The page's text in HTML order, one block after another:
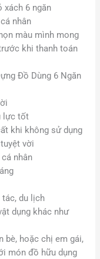
xách 6 ngăn
nhân
màu mình mong
khi thanh toán
Đồ Dùng 6 Ngăn
lực tốt
khi không sử dụng
vời
nhân
tác, du lịch
dụng khác như
bè, hoặc chị em gái,
món đồ hữu dụng